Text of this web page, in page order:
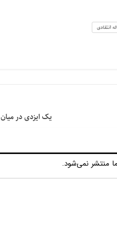
انتقادی
یک ایزدی‌ در میان ۲۰ میلیون زائر اربعین حسینی + عکس
منتشر نمی‌شود.